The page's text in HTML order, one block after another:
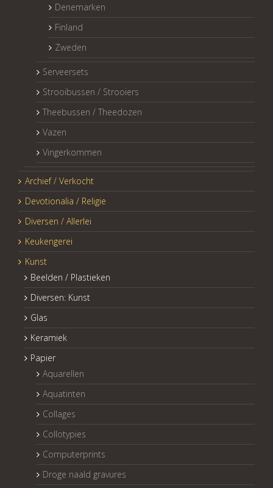
Denemarken
Finland
Zweden
Serveersets
Strooibussen / Strooiers
Theebussen / Theedozen
Vazen
Vingerkommen
Archief / Verkocht
Devotionalia / Religie
Diversen / Allerlei
Keukengerei
Kunst
Beelden / Plastieken
Diversen: Kunst
Glas
Keramiek
Papier
Aquarellen
Aquatinten
Collages
Collotypies
Computerprints
Droge naald gravures